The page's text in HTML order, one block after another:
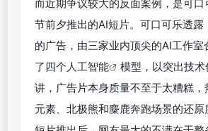
触。别忘了，TVC的根本价值，并
传递品牌理念、塑造品牌调性，其
户释放品牌价值，建立情感联结。如
传AI的工具，空有技术缺少创意和诚
倒置。